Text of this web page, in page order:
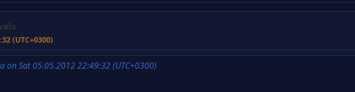
(UTC+0300)
on Sat 05.05.2012 22:49:32 (UTC+0300)